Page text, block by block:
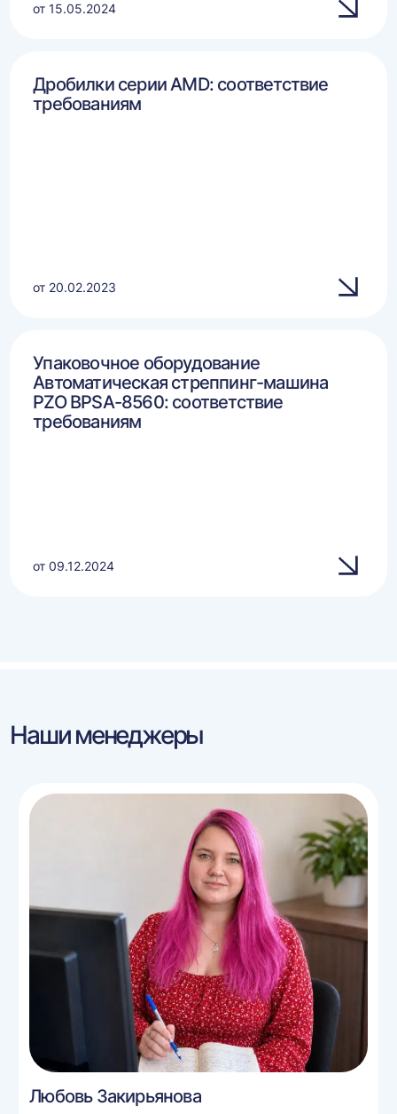
от 15.05.2024
Дробилки серии AMD: соответствие
требованиям
от 20.02.2023
Упаковочное оборудование
Автоматическая стреппинг-машина
PZO BPSA-8560: соответствие
требованиям
от 09.12.2024
Наши менеджеры
Любовь Закирьянова